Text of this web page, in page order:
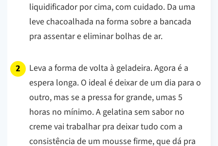
liquidificador por cima, com cuidado. Da uma
leve chacoalhada na forma sobre a bancada
pra assentar e eliminar bolhas de ar.
Leva a forma de volta à geladeira. Agora é a
espera longa. O ideal é deixar de um dia para o
outro, mas se a pressa for grande, umas 5
horas no mínimo. A gelatina sem sabor no
creme vai trabalhar pra deixar tudo com a
consistência de um mousse firme, que dá pra